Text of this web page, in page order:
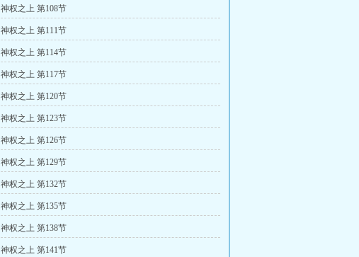
神权之上 第108节
神权之上 第111节
神权之上 第114节
神权之上 第117节
神权之上 第120节
神权之上 第123节
神权之上 第126节
神权之上 第129节
神权之上 第132节
神权之上 第135节
神权之上 第138节
神权之上 第141节